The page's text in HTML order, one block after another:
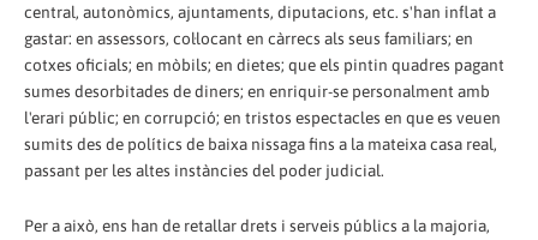
central, autonòmics, ajuntaments, diputacions, etc. s'han inflat a
gastar: en assessors, col·locant en càrrecs als seus familiars; en
cotxes oficials; en mòbils; en dietes; que els pintin quadres pagant
sumes desorbitades de diners; en enriquir-se personalment amb
l'erari públic; en corrupció; en tristos espectacles en que es veuen
sumits des de polítics de baixa nissaga fins a la mateixa casa real,
passant per les altes instàncies del poder judicial.
Per a això, ens han de retallar drets i serveis públics a la majoria,